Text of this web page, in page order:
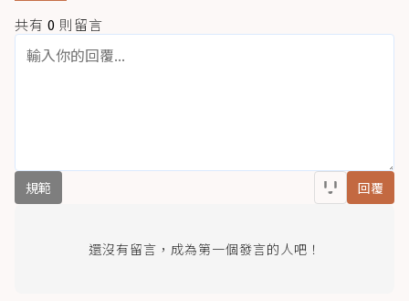
共有 0 則留言
規範 回覆
還沒有留言，成為第一個發言的人吧！